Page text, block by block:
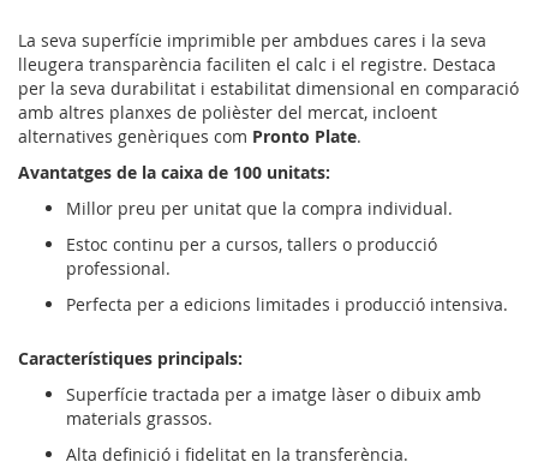
La seva superfície imprimible per ambdues cares i la seva
lleugera transparència faciliten el calc i el registre. Destaca
per la seva durabilitat i estabilitat dimensional en comparació
amb altres planxes de polièster del mercat, incloent
alternatives genèriques com Pronto Plate.
Avantatges de la caixa de 100 unitats:
Millor preu per unitat que la compra individual.
Estoc continu per a cursos, tallers o producció
professional.
Perfecta per a edicions limitades i producció intensiva.
Característiques principals:
Superfície tractada per a imatge làser o dibuix amb
materials grassos.
Alta definició i fidelitat en la transferència.